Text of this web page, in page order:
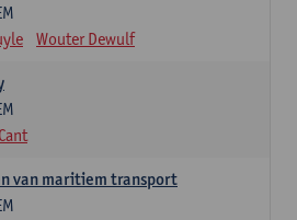
Wouter Dewulf
van maritiem transport